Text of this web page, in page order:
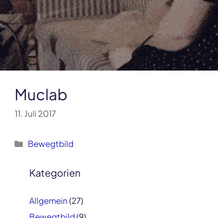
Muclab
11. Juli 2017
Kategorien
Bewegtbild
navigation
Kategorien
Allgemein(27)